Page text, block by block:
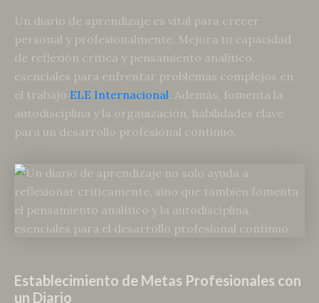
Un diario de aprendizaje es vital para crecer
personal y profesionalmente. Mejora tu capacidad
de reflexión crítica y pensamiento analítico,
esenciales para enfrentar problemas complejos en
el trabajo ELE Internacional . Además, fomenta la
autodisciplina y la organización, habilidades clave
para un desarrollo profesional continuo.
Establecimiento de Metas Profesionales con
un Diario